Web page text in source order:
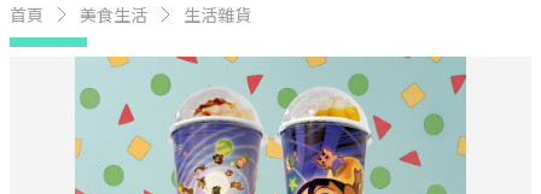
首頁 美食生活 生活雜貨